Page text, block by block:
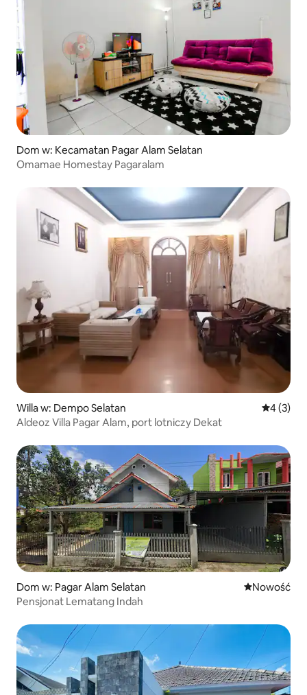
Dom w: Kecamatan Pagar Alam Selatan
Omamae Homestay Pagaralam
Willa w: Dempo Selatan Średnia
4 (3)
Aldeoz Villa Pagar Alam, port lotniczy Dekat
Dom w: Pagar Alam Selatan Nowe
Nowość
Pensjonat Lematang Indah